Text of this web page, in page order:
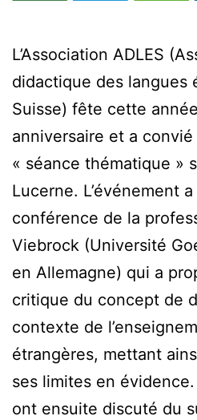
L’Association ADLES
didactique des langues
Suisse) fête cette
anniversaire et a
« séance thématique »
Lucerne. L’événement
conférence de la
Viebrock (Université
en Allemagne) qui a
critique du concept de
contexte de
étrangères, mettant
ses limites en évidence.
ont ensuite discuté du